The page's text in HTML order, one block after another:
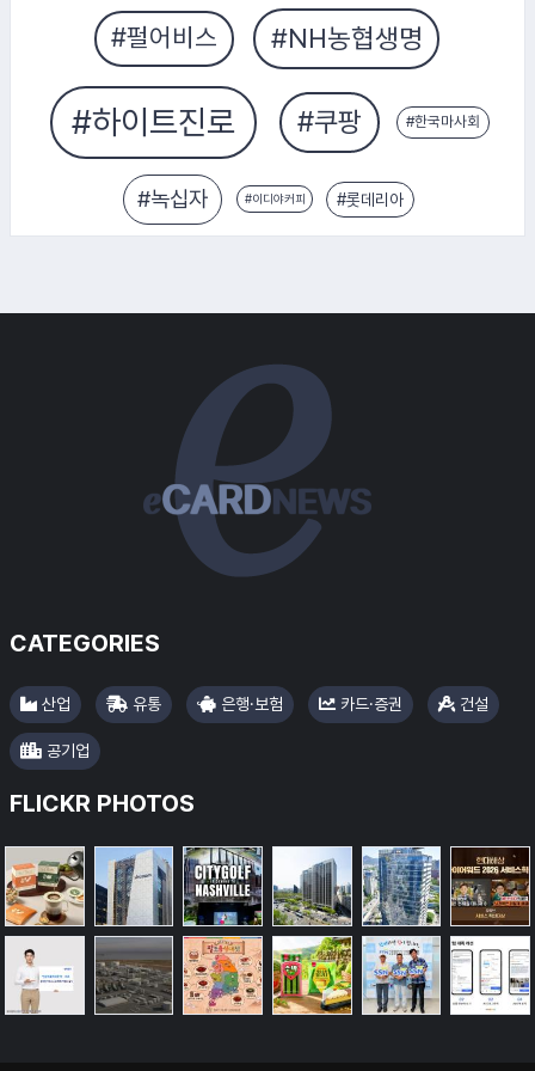
#한국마사
CATEGORIES
산업 유통 은행·보험 카드·증권 건설
공기업
FLICKR PHOTOS